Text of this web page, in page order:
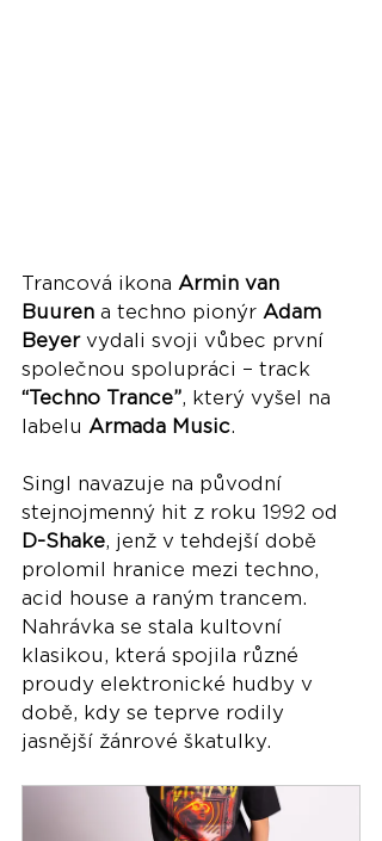
Trancová ikona Armin van
Buuren a techno pionýr Adam
Beyer vydali svoji vůbec první
společnou spolupráci – track
“Techno Trance”, který vyšel na
labelu Armada Music.
Singl navazuje na původní
stejnojmenný hit z roku 1992 od
D-Shake, jenž v tehdejší době
prolomil hranice mezi techno,
acid house a raným trancem.
Nahrávka se stala kultovní
klasikou, která spojila různé
proudy elektronické hudby v
době, kdy se teprve rodily
jasnější žánrové škatulky.